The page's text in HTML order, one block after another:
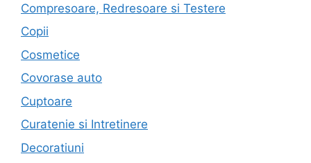
Compresoare, Redresoare si Testere
Copii
Cosmetice
Covorase auto
Cuptoare
Curatenie si Intretinere
Decoratiuni